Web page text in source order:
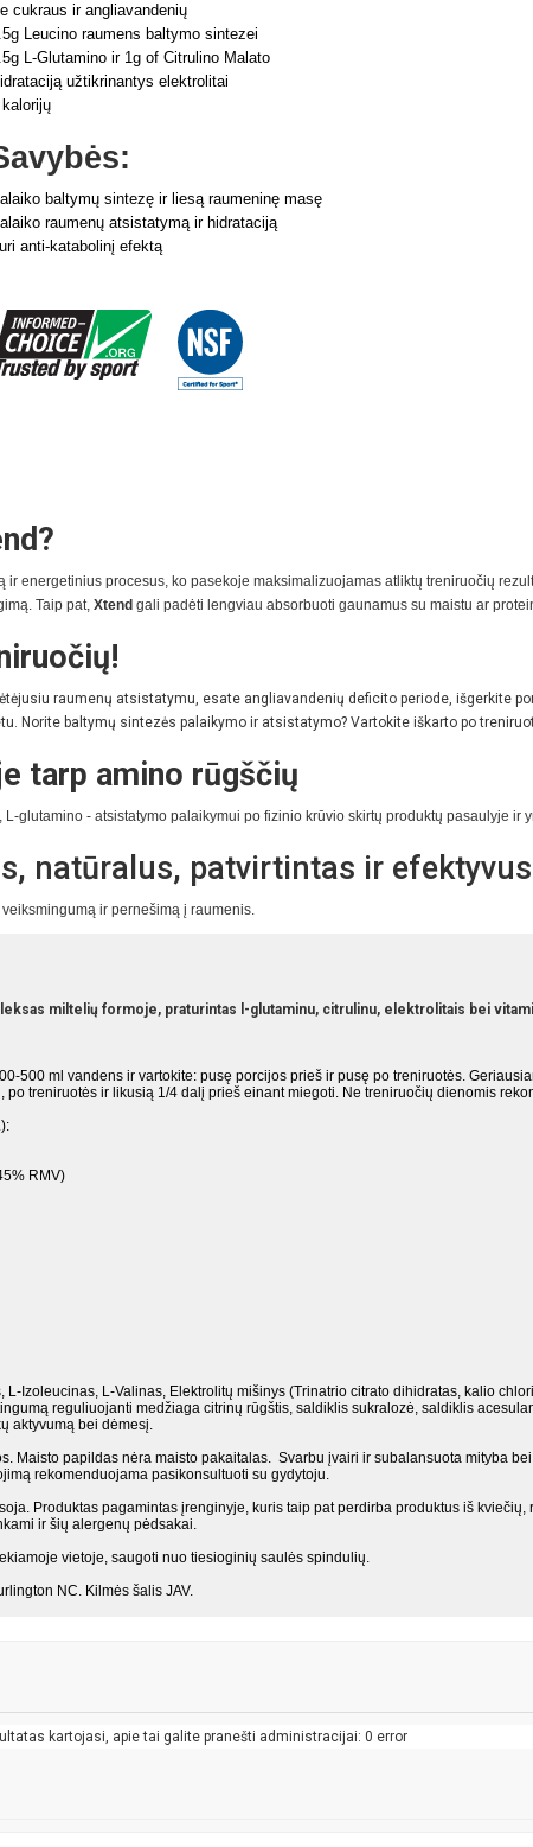
cukraus ir angliavandenių
Leucino raumens baltymo sintezei
L-Glutamino ir 1g of Citrulino Malato
užtikrinantys elektrolitai
baltymų sintezę ir liesą raumeninę masę
raumenų atsistatymą ir hidrataciją
anti-katabolinį efektą
ir energetinius procesus, ko pasekoje maksimalizuojamas atliktų treniruočių
Taip pat, Xtend gali padėti lengviau absorbuoti gaunamus su maistu ar
raumenų atsistatymu, esate angliavandenių deficito periode, išgerkite
Norite baltymų sintezės palaikymo ir atsistatymo? Vartokite iškarto po
tarp amino rūgščių
glutamino - atsistatymo palaikymui po fizinio krūvio skirtų produktų pasaulyje
natūralus, patvirtintas ir
ir pernešimą į raumenis.
miltelių formoje, praturintas l-glutaminu, citrulinu, elektrolitais bei
500 ml vandens ir vartokite: pusę porcijos prieš ir pusę po treniruotės.
po treniruotės ir likusią 1/4 dalį prieš einant miegoti. Ne treniruočių dienomis
RMV)
L-Izoleucinas, L-Valinas, Elektrolitų mišinys (Trinatrio citrato dihidratas, kalio
reguliuojanti medžiaga citrinų rūgštis, saldiklis sukralozė, saldiklis
aktyvumą bei dėmesį.
Maisto papildas nėra maisto pakaitalas. Svarbu įvairi ir subalansuota mityba
rekomenduojama pasikonsultuoti su gydytoju.
Produktas pagamintas įrenginyje, kuris taip pat perdirba produktus iš
ir šių alergenų pėdsakai.
vietoje, saugoti nuo tiesioginių saulės spindulių.
NC. Kilmės šalis JAV.
kartojasi, apie tai galite pranešti administracijai: 0 error